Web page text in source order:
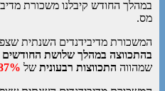
במהלך החודש קיבלנו משכורת
מס.
המשכורת מדיבידנדים השנתית
בהתכווצה במהלך שלושת החודשים
שמהווה התכווצות רבעונית של